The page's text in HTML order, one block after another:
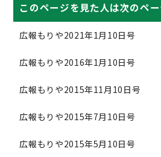
このページを見た人は次のペ
広報もりや2021年1月10日号
広報もりや2016年1月10日号
広報もりや2015年11月10日号
広報もりや2015年7月10日号
広報もりや2015年5月10日号